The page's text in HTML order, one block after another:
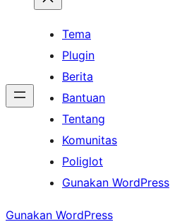
Tema
Plugin
Berita
Bantuan
Tentang
Komunitas
Poliglot
Gunakan WordPress
Gunakan WordPress